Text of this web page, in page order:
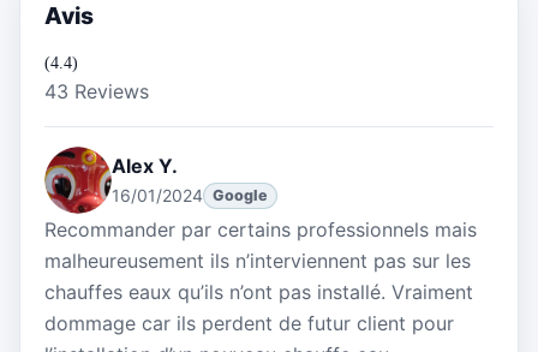
Avis
(4.4)
43 Reviews
Alex Y.
16/01/2024 Google
Recommander par certains professionnels mais
malheureusement ils n’interviennent pas sur les
chauffes eaux qu’ils n’ont pas installé. Vraiment
dommage car ils perdent de futur client pour